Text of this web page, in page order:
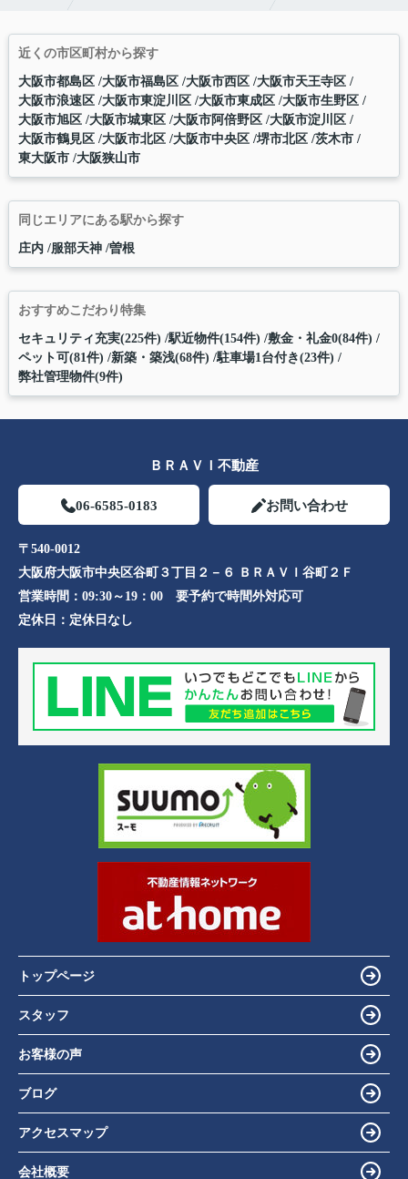
近くの市区町村から探す
大阪市都島区 大阪市福島区 大阪市西区 大阪市天王寺区
大阪市浪速区 大阪市東淀川区 大阪市東成区 大阪市生野区
大阪市旭区 大阪市城東区 大阪市阿倍野区 大阪市淀川区
大阪市鶴見区 大阪市北区 大阪市中央区 堺市北区 茨木市
東大阪市 大阪狭山市
同じエリアにある駅から探す
庄内 服部天神 曽根
おすすめこだわり特集
セキュリティ充実(225件) 駅近物件(154件) 敷金・礼金0(84件)
ペット可(81件) 新築・築浅(68件) 駐車場1台付き(23件)
弊社管理物件(9件)
ＢＲＡＶＩ不動産
06-6585-0183 お問い合わせ
〒540-0012
大阪府大阪市中央区谷町３丁目２－６ ＢＲＡＶＩ谷町２Ｆ
営業時間： 09:30～19：00 要予約で時間外対応可
定休日： 定休日なし
トップページ
スタッフ
お客様の声
ブログ
アクセスマップ
会社概要